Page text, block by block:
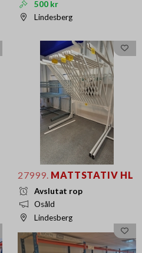
500 kr
Lindesberg
27999. MATTSTATIV HL
Avslutat rop
Osåld
Lindesberg